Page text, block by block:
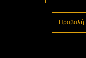
Προβολή